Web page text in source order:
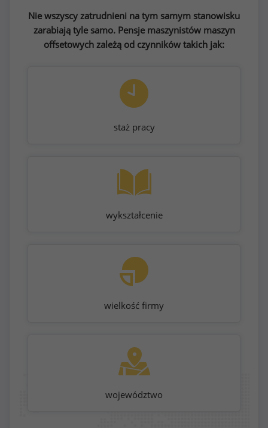
Nie wszyscy zatrudnieni na tym samym stanowisku
zarabiają tyle samo. Pensje maszynistów maszyn
offsetowych zależą od czynników takich jak:
staż pracy
wykształcenie
wielkość firmy
województwo